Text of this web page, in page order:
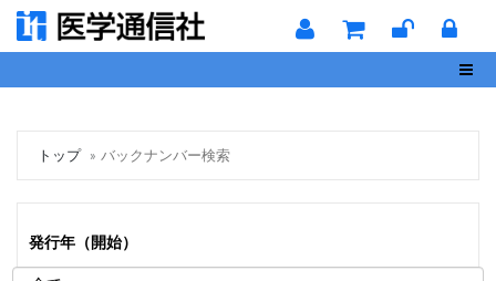
トップ バックナンバー検索
発行年（開始）